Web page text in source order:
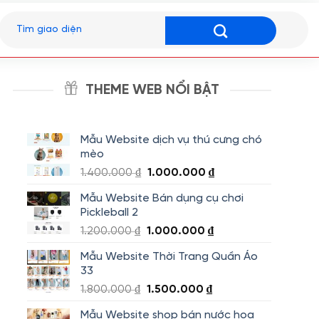
kiếm:
THEME WEB NỔI BẬT
Mẫu Website dịch vụ thú cưng chó
mèo
1.400.000₫ Giá
là:
1.000.000₫Giá
tại
1.000.000 ₫.
Mẫu Website Bán dụng cụ chơi
Pickleball 2
1.200.000₫ Giá
là:
1.000.000₫Giá
tại
Mẫu Website Thời Trang Quần Áo
33
1.800.000₫ Giá
1.500.000₫Giá
Mẫu Website shop bán nước hoa